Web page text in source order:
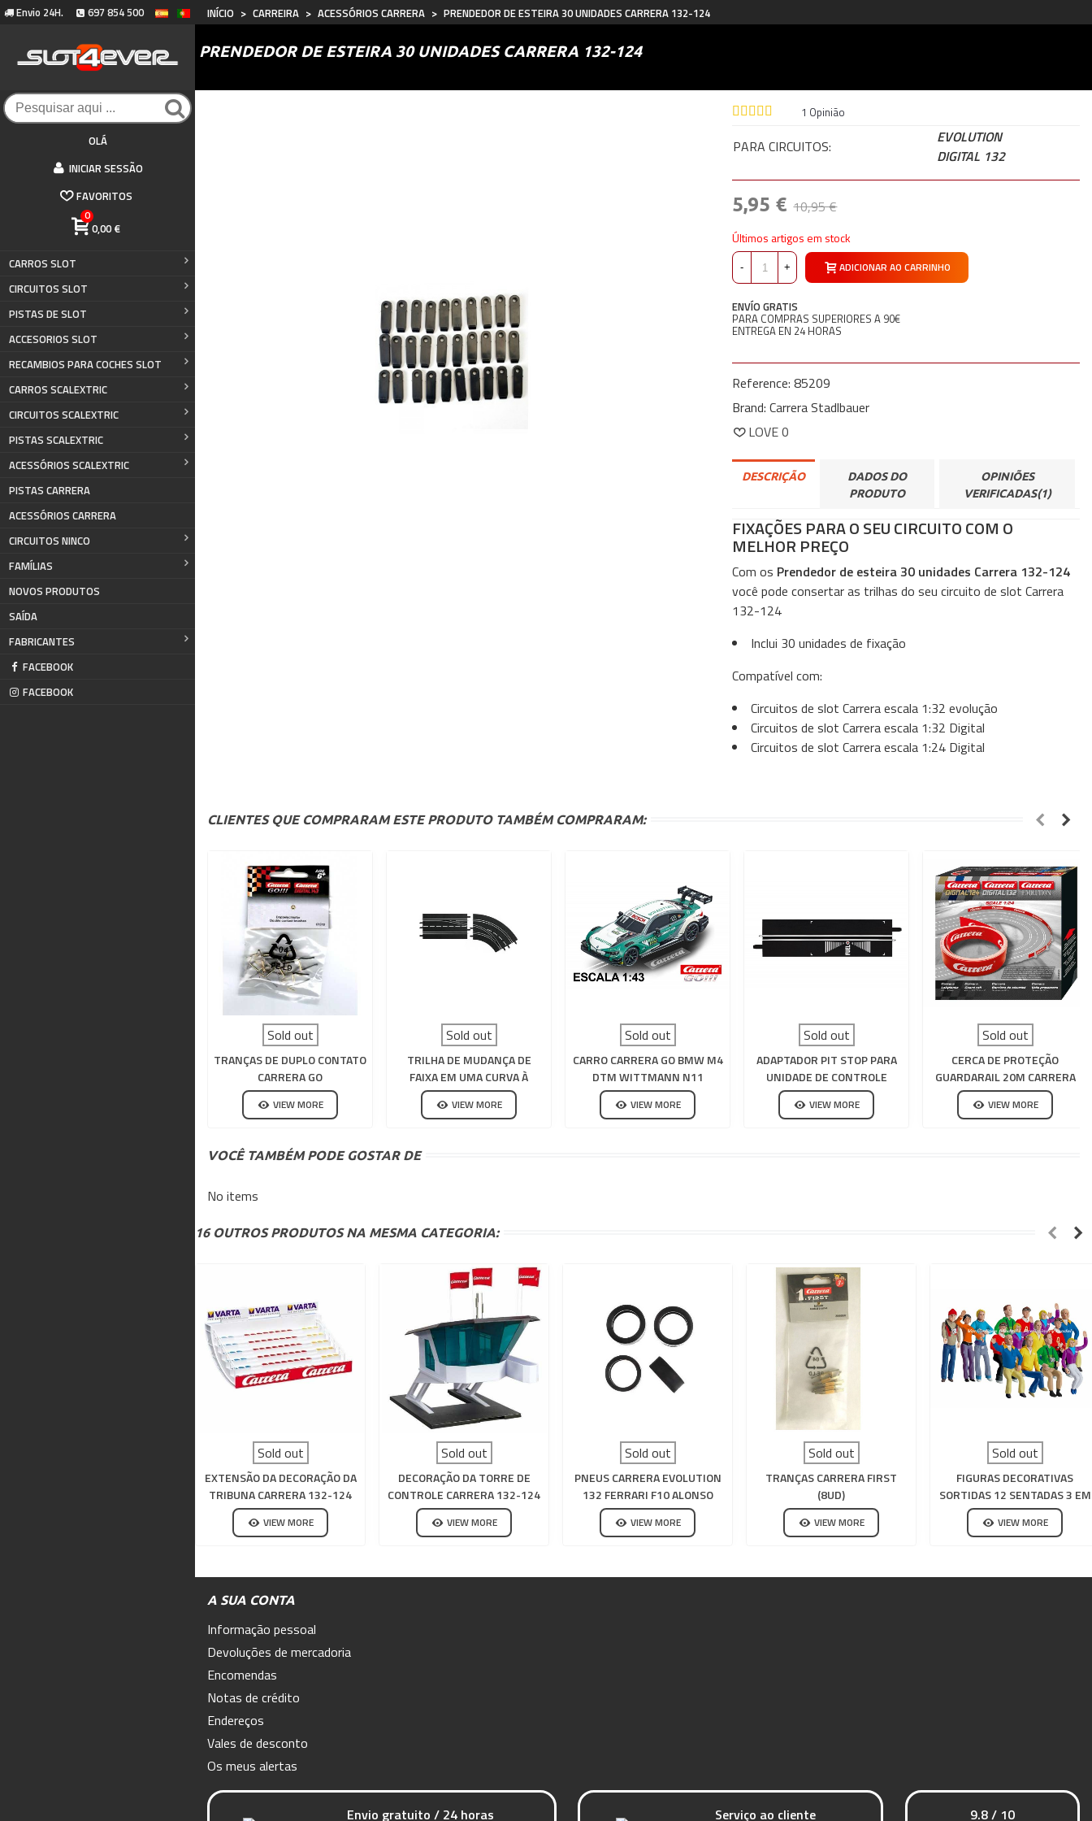
Envio 24H. 697 854 500
OLÁ
INICIAR SESSÃO
FAVORITOS
0
0,00 €
CARROS SLOT
CIRCUITOS SLOT
PISTAS DE SLOT
ACCESORIOS SLOT
RECAMBIOS PARA COCHES SLOT
CARROS SCALEXTRIC
CIRCUITOS SCALEXTRIC
PISTAS SCALEXTRIC
ACESSÓRIOS SCALEXTRIC
PISTAS CARRERA
ACESSÓRIOS CARRERA
CIRCUITOS NINCO
FAMÍLIAS
NOVOS PRODUTOS
SAÍDA
FABRICANTES
FACEBOOK
FACEBOOK
INÍCIO > CARREIRA > ACESSÓRIOS CARRERA > PRENDEDOR DE ESTEIRA 30 UNIDADES CARRERA 132-124
PRENDEDOR DE ESTEIRA 30 UNIDADES CARRERA 132-124
1 Opinião
PARA CIRCUITOS:
EVOLUTION
DIGITAL 132
5,95 € 10,95 €
Últimos artigos em stock
- + ADICIONAR AO CARRINHO
ENVÍO GRATIS
PARA COMPRAS SUPERIORES A 90€
ENTREGA EN 24 HORAS
Reference: 85209
Brand: Carrera Stadlbauer
LOVE0
DESCRIÇÃO
DADOS DO
PRODUTO
OPINIÕES
VERIFICADAS(1)
FIXAÇÕES PARA O SEU CIRCUITO COM O
MELHOR PREÇO
Com os Prendedor de esteira 30 unidades Carrera 132-124
você pode consertar as trilhas do seu circuito de slot Carrera
132-124
Inclui 30 unidades de fixação
Compatível com:
Circuitos de slot Carrera escala 1:32 evolução
Circuitos de slot Carrera escala 1:32 Digital
Circuitos de slot Carrera escala 1:24 Digital
CLIENTES QUE COMPRARAM ESTE PRODUTO TAMBÉM COMPRARAM:
Sold out
TRANÇAS DE DUPLO CONTATO
CARRERA GO
VIEW MORE
Sold out
TRILHA DE MUDANÇA DE
FAIXA EM UMA CURVA À
DIREITA PARA NA CARRERA
DIGITAL 132-124
VIEW MORE
Sold out
CARRO CARRERA GO BMW M4
DTM WITTMANN N11
VIEW MORE
Sold out
ADAPTADOR PIT STOP PARA
UNIDADE DE CONTROLE
30352 CARRERA DIGITAL 132-
124
VIEW MORE
Sold out
CERCA DE PROTEÇÃO
GUARDARAIL 20M CARRERA
132-124
VIEW MORE
VOCÊ TAMBÉM PODE GOSTAR DE
No items
16 OUTROS PRODUTOS NA MESMA CATEGORIA:
Sold out
EXTENSÃO DA DECORAÇÃO DA
TRIBUNA CARRERA 132-124
VIEW MORE
Sold out
DECORAÇÃO DA TORRE DE
CONTROLE CARRERA 132-124
VIEW MORE
Sold out
PNEUS CARRERA EVOLUTION
132 FERRARI F10 ALONSO
VIEW MORE
Sold out
TRANÇAS CARRERA FIRST
(8UD)
VIEW MORE
Sold out
FIGURAS DECORATIVAS
SORTIDAS 12 SENTADAS 3 EM
PÉ CARRERA 132-124
VIEW MORE
A SUA CONTA
Informação pessoal
Devoluções de mercadoria
Encomendas
Notas de crédito
Endereços
Vales de desconto
Os meus alertas
Envio gratuito / 24 horas Serviço ao cliente 9.8 / 10